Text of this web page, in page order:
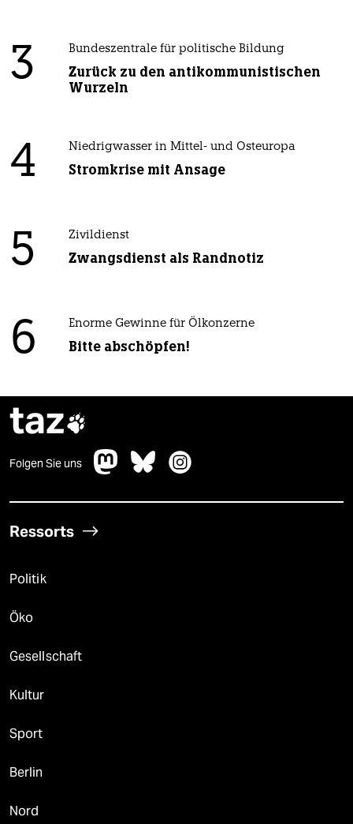
3 Bundeszentrale für politische Bildung
Zurück zu den antikommunistischen
Wurzeln
4 Niedrigwasser in Mittel- und Osteuropa
Stromkrise mit Ansage
5 Zivildienst
Zwangsdienst als Randnotiz
6 Enorme Gewinne für Ölkonzerne
Bitte abschöpfen!
taz
Folgen Sie uns
Ressorts
Politik
Öko
Gesellschaft
Kultur
Sport
Berlin
Nord